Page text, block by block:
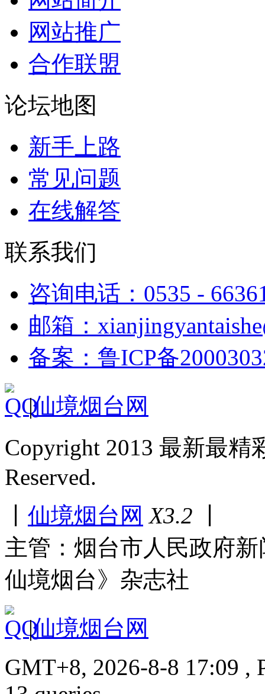
网站推广
合作联盟
论坛地图
新手上路
常见问题
在线解答
联系我们
咨询电话：0535 -
邮箱：
备案：鲁ICP备
|仙境烟台网
Copyright 2013 最新最
Reserved.
仙境烟台网 X3.2
主管：烟台市人民政府
仙境烟台》杂志社
|仙境烟台网
GMT+8, 2026-8-8 17:09 ,